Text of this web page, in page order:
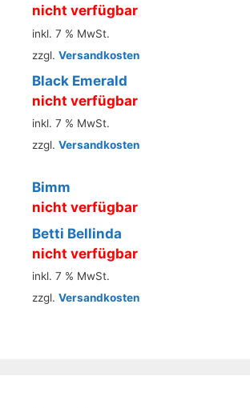
nicht verfügbar
inkl. 7 % MwSt.
zzgl. Versandkosten
Black Emerald
nicht verfügbar
inkl. 7 % MwSt.
zzgl. Versandkosten
Bimm
nicht verfügbar
Betti Bellinda
nicht verfügbar
inkl. 7 % MwSt.
zzgl. Versandkosten